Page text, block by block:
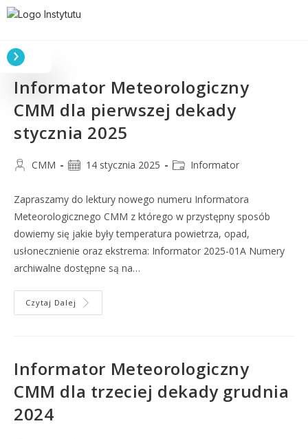
Informator Meteorologiczny
CMM dla pierwszej dekady
stycznia 2025
CMM 14 stycznia 2025 Informator
Zapraszamy do lektury nowego numeru Informatora
Meteorologicznego CMM z którego w przystępny sposób
dowiemy się jakie były temperatura powietrza, opad,
usłonecznienie oraz ekstrema: Informator 2025-01A Numery
archiwalne dostępne są na…
Czytaj Dalej
Informator Meteorologiczny
CMM dla trzeciej dekady grudnia
2024